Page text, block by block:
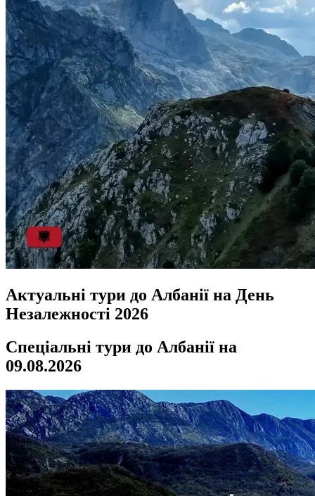
Актуальні тури до Албанії на День
Незалежності 2026
Спеціальні тури до Албанії на
09.08.2026